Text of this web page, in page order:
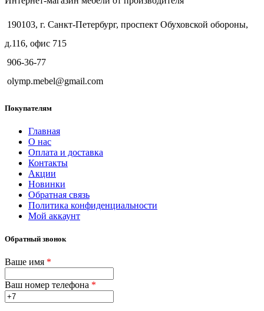
190103, г. Санкт-Петербург, проспект Обуховской обороны,
д.116, офис 715
906-36-77
olymp.mebel@gmail.com
Покупателям
Главная
О нас
Оплата и доставка
Контакты
Акции
Новинки
Обратная связь
Политика конфиденциальности
Мой аккаунт
Обратный звонок
Ваше имя *
Ваш номер телефона *